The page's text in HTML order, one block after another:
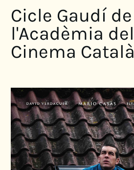
Cicle Gaudí de
l'Acadèmia del
Cinema Català